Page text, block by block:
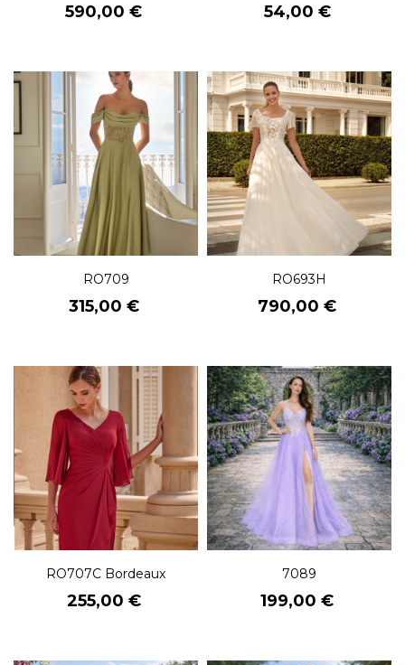
Prix
590,00 € Prix
54,00 €
RO709
Prix
315,00 €
RO693H
Prix
790,00 €
RO707C Bordeaux
Prix
255,00 €
7089
Prix
199,00 €